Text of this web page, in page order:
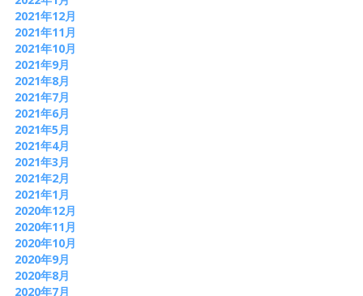
2021年12月
2021年11月
2021年10月
2021年9月
2021年8月
2021年7月
2021年6月
2021年5月
2021年4月
2021年3月
2021年2月
2021年1月
2020年12月
2020年11月
2020年10月
2020年9月
2020年8月
2020年7月